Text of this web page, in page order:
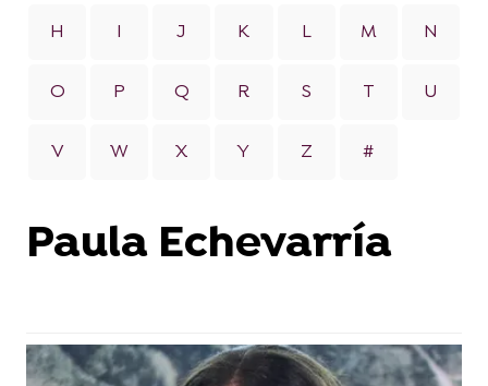
H I J K L M N
O P Q R S T U
V W X Y Z #
Paula Echevarría